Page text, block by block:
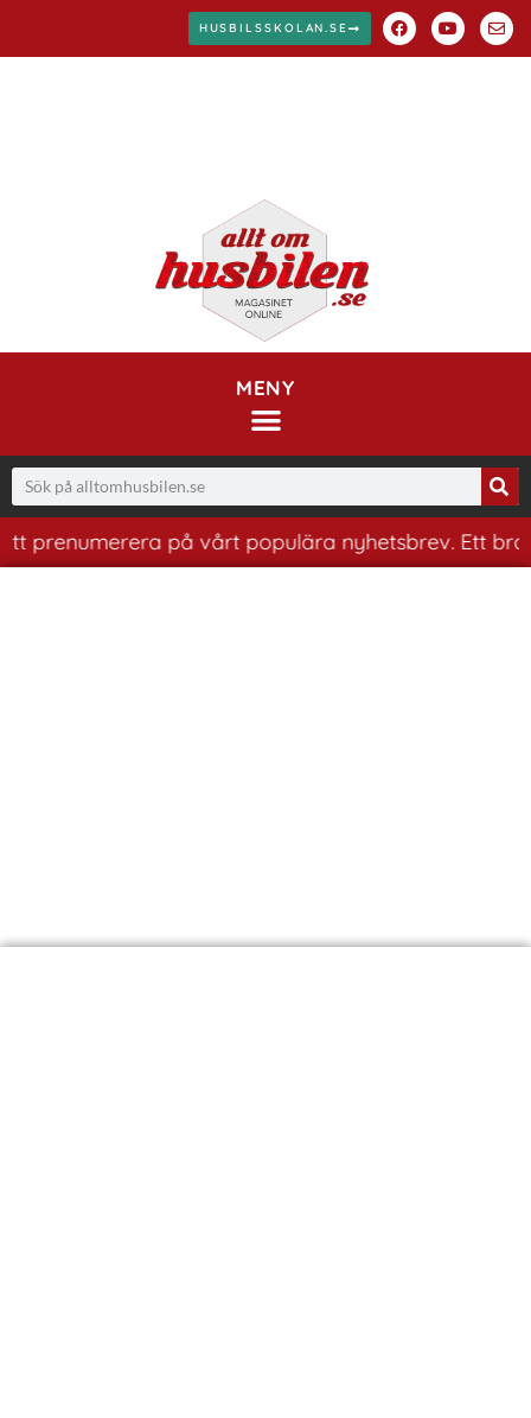
HUSBILSSKOLAN.SE
MENY
prenumerera på vårt populära nyhetsbrev. Ett bra